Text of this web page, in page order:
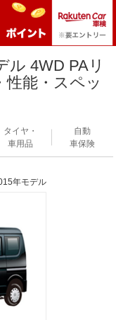
ル 4WD PAリ
性能・スペッ
タイヤ・
車用品
自動
車保険
年モデル